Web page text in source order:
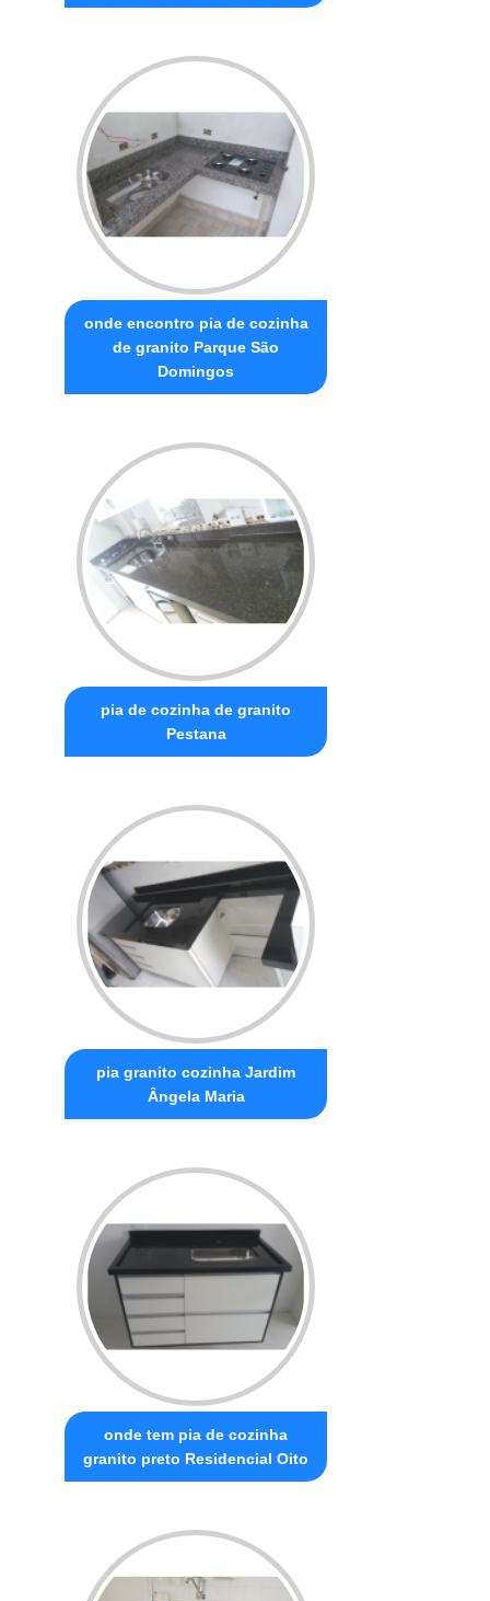
onde encontro pia de cozinha
de granito Parque São
Domingos
pia de cozinha de granito
Pestana
pia granito cozinha Jardim
Ângela Maria
onde tem pia de cozinha
granito preto Residencial Oito